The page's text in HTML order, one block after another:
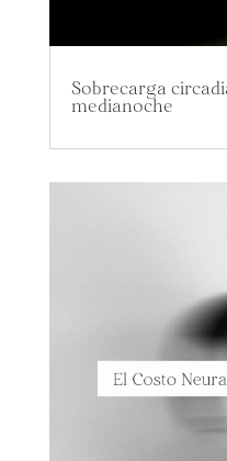
Sobrecarga
medianoche